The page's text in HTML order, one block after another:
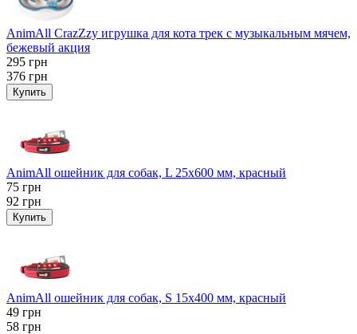
AnimAll CrazZzy игрушка для кота трек с музыкальным мячем,
бежевый акция
295 грн
376 грн
Купить
AnimAll ошейник для собак, L 25x600 мм, красный
75 грн
92 грн
Купить
AnimAll ошейник для собак, S 15х400 мм, красный
49 грн
58 грн